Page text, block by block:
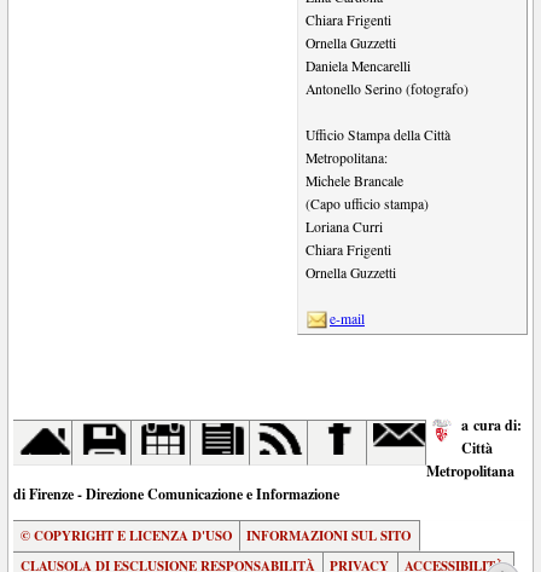
Chiara Frigenti
Ornella Guzzetti
Daniela Mencarelli
Antonello Serino (fotografo)
Ufficio Stampa della Città
Metropolitana:
Michele Brancale
(Capo ufficio stampa)
Loriana Curri
Chiara Frigenti
Ornella Guzzetti
e-mail
a cura di:
Città
Metropolitana
di Firenze - Direzione Comunicazione e Informazione
© COPYRIGHT E LICENZA D'USO
INFORMAZIONI SUL SITO
CLAUSOLA DI ESCLUSIONE RESPONSABILITÀ
PRIVACY ACCESSIBILITÀ